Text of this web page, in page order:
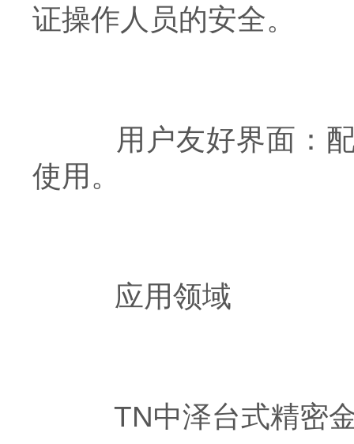
证操作人员的安全。
用户友好界面：配
使用。
应用领域
TN中泽台式精密金